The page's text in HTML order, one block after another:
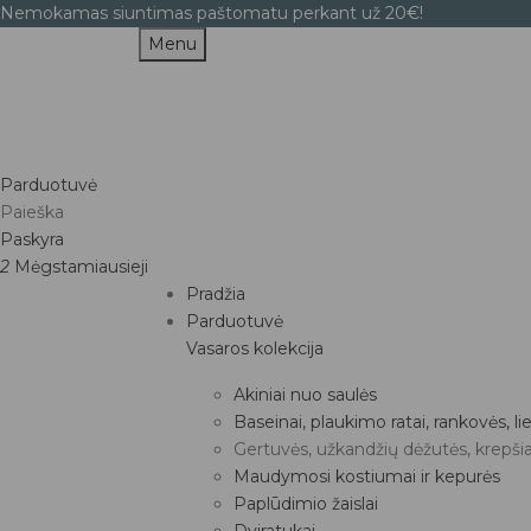
Nemokamas siuntimas paštomatu perkant už 20€!
Menu
Parduotuvė
Paieška
Paskyra
2 Mėgstamiausieji
Pradžia
Parduotuvė
Vasaros kolekcija
Akiniai nuo saulės
Baseinai, plaukimo ratai, rankovės,
Gertuvės, užkandžių dėžutės,
Maudymosi kostiumai ir kepurės
Paplūdimio žaislai